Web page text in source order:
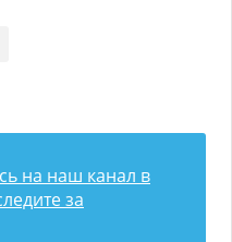
на наш канал в
за